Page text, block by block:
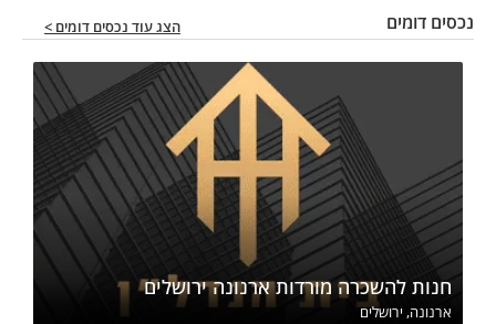
נכסים דומים הצג עוד נכסים דומים >
חנות להשכרה מורדות ארנונה ירושלים
ארנונה, ירושלים